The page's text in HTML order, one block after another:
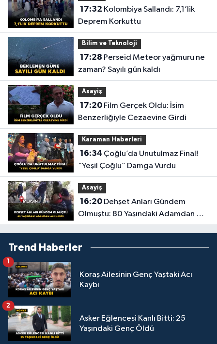
17:32
Deprem Korkuttu
Bilim ve Teknoloji
17:28
zaman? Sayılı gün kaldı
Asayiş
17:20Film Gerçek Oldu: İsim
Benzerliğiyle Cezaevine Girdi
Karaman Haberleri
16:34
“Yeşil Çoğlu” Damga Vurdu
Asayiş
16:20Dehşet Anları Gündem
Olmuştu: 80 Yaşındaki Adamdan Acı
Haber
Trend Haberler
Koraş Ailesinin Genç Yaştaki Acı
Kaybı
1
Asker Eğlencesi Kanlı Bitti: 25
Yaşındaki Genç Öldü
2